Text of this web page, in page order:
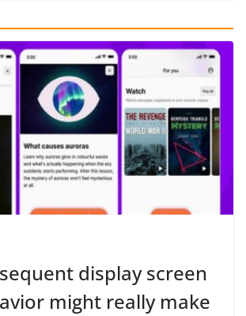
display screen
might really make